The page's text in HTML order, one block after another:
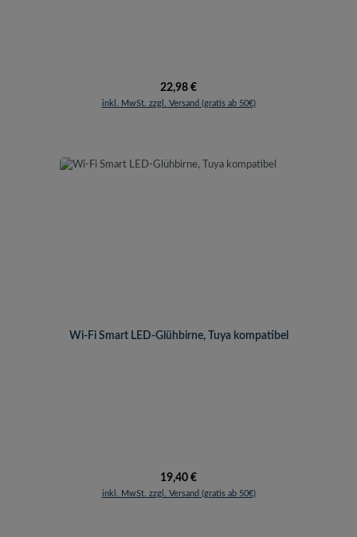
Regulärer Preis:
22,98 €
inkl. MwSt. zzgl. Versand (gratis ab 50€)
Wi-Fi Smart LED-Glühbirne, Tuya kompatibel
Regulärer Preis:
19,40 €
inkl. MwSt. zzgl. Versand (gratis ab 50€)